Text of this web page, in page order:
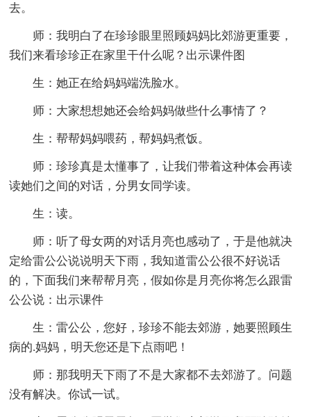
去。
师：我明白了在珍珍眼里照顾妈妈比郊游更重要，
我们来看珍珍正在家里干什么呢？出示课件图
生：她正在给妈妈端洗脸水。
师：大家想想她还会给妈妈做些什么事情了？
生：帮帮妈妈喂药，帮妈妈煮饭。
师：珍珍真是太懂事了，让我们带着这种体会再读
读她们之间的对话，分男女同学读。
生：读。
师：听了母女两的对话月亮也感动了，于是他就决
定给雷公公说说明天下雨，我知道雷公公很不好说话
的，下面我们来帮帮月亮，假如你是月亮你将怎么跟雷
公公说：出示课件
生：雷公公，您好，珍珍不能去郊游，她要照顾生
病的.妈妈，明天您还是下点雨吧！
师：那我明天下雨了不是大家都不去郊游了。问题
没有解决。你试一试。